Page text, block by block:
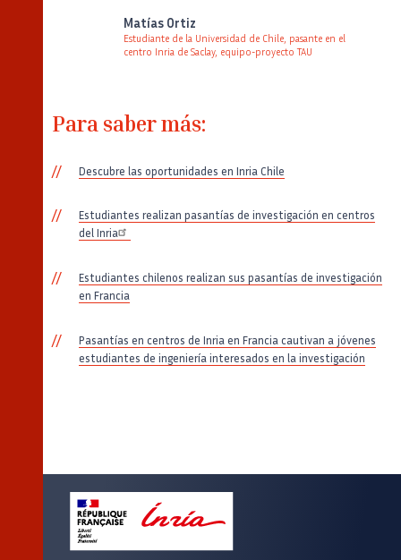
Matías Ortiz
Estudiante de la Universidad de Chile, pasante en el
centro Inria de Saclay, equipo-proyecto TAU
Para saber más:
Descubre las oportunidades en Inria Chile
Estudiantes realizan pasantías de investigación en centros
del Inria
Estudiantes chilenos realizan sus pasantías de investigación
en Francia
Pasantías en centros de Inria en Francia cautivan a jóvenes
estudiantes de ingeniería interesados en la investigación